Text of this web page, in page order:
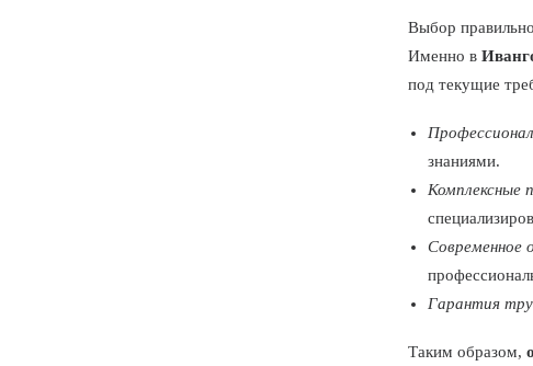
Выбор
Именно в
под текущие
знаниями.
Комплексные
Современное
Гарантия
Таким образом,